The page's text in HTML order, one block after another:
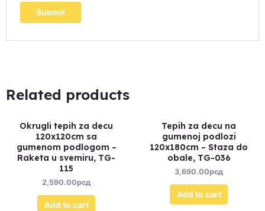
Related products
Okrugli tepih za decu
120x120cm sa
gumenom podlogom –
Raketa u svemiru, TG-
115
2,590.00рсд
Add to cart
Tepih za decu na
gumenoj podlozi
120x180cm – Staza do
obale, TG-036
3,690.00рсд
Add to cart